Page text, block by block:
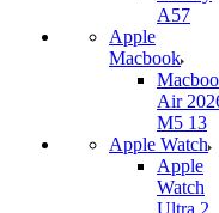
A57
Apple
Macbook
Air
M5 13
Apple Watch
Apple
Watch
Ultra 2